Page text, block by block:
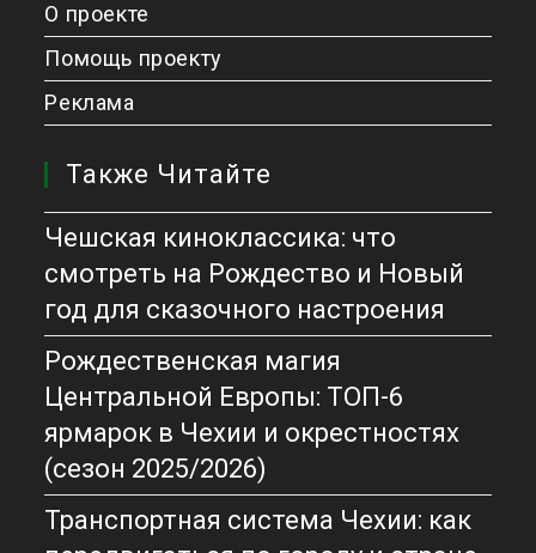
О проекте
Помощь проекту
Реклама
Также Читайте
Чешская киноклассика: что
смотреть на Рождество и Новый
год для сказочного настроения
Рождественская магия
Центральной Европы: ТОП-6
ярмарок в Чехии и окрестностях
(сезон 2025/2026)
Транспортная система Чехии: как